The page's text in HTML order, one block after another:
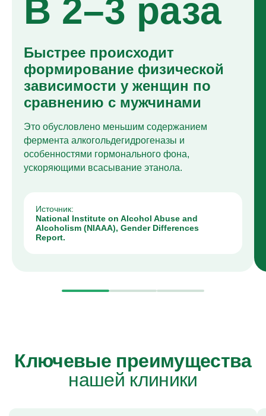
В 2–3 раза
Быстрее происходит
формирование физической
зависимости у женщин по
сравнению с мужчинами
Это обусловлено меньшим содержанием
фермента алкогольдегидрогеназы и
особенностями гормонального фона,
ускоряющими всасывание этанола.
Источник:
National Institute on Alcohol Abuse and
Alcoholism (NIAAA), Gender Differences
Report.
Ключевые преимущества
нашей клиники